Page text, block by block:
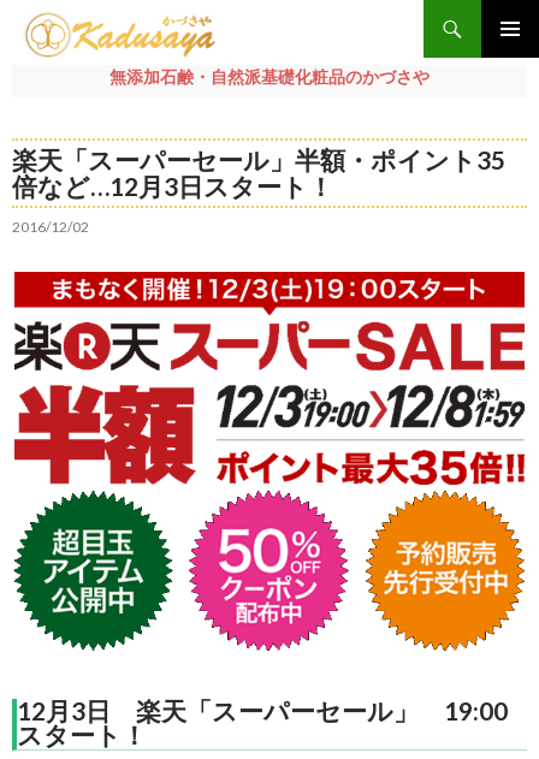
無添加石鹸・自然派基礎化粧品のかづさや
ン
テ
ン
ツ
ス
ッ
プ
楽天「スーパーセール」半額・ポイント35
倍など…12月3日スタート！
2016/12/02
12月3日 楽天「スーパーセール」 19:00
スタート！